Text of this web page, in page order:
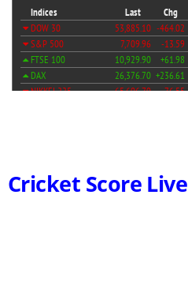
Cricket Score Live